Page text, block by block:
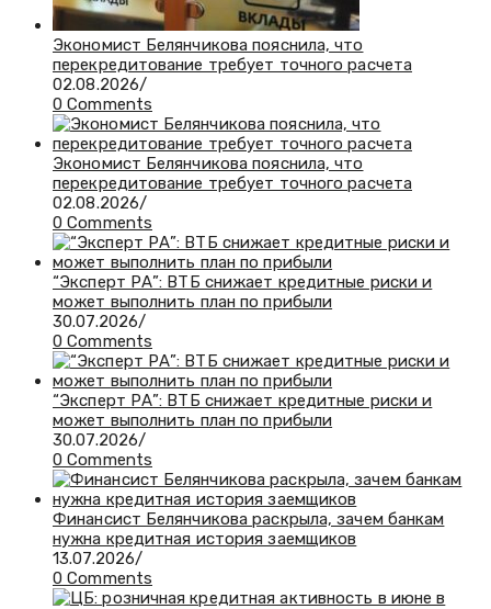
Экономист Белянчикова пояснила, что
перекредитование требует точного расчета
02.08.2026/
0 Comments
Экономист Белянчикова пояснила, что
перекредитование требует точного расчета
02.08.2026/
0 Comments
“Эксперт РА”: ВТБ снижает кредитные риски и
может выполнить план по прибыли
30.07.2026/
0 Comments
“Эксперт РА”: ВТБ снижает кредитные риски и
может выполнить план по прибыли
30.07.2026/
0 Comments
Финансист Белянчикова раскрыла, зачем банкам
нужна кредитная история заемщиков
13.07.2026/
0 Comments